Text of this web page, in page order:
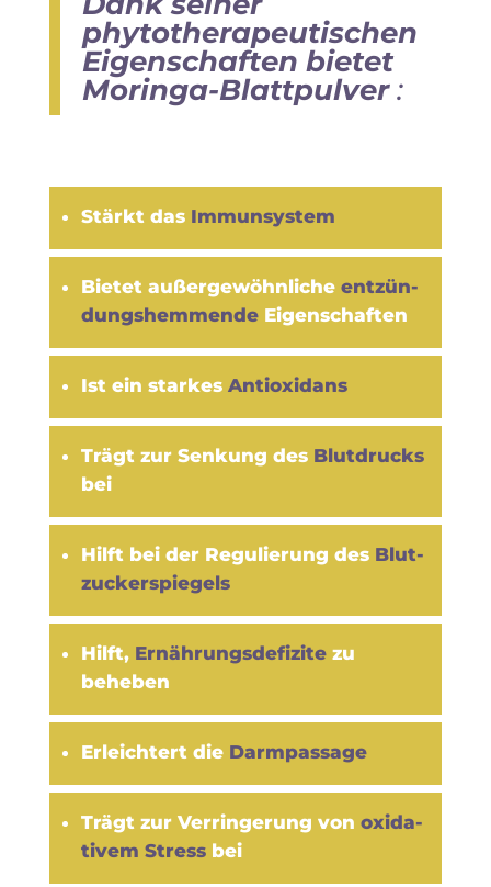
phytotherapeutischen
Eigenschaften bietet
Moringa-Blattpulver:
Stärkt das Immun­sys­tem
Bie­tet außer­gewöhn­liche entzün­
dung­shem­mendeEigenschaften
Ist ein starkes Antioxi­dans
Trägt zur Sen­kung des Blut­drucks
bei
Hilft bei der Regu­lie­rung des Blut­
zu­ckers­pie­gels
Hilft, Ernäh­rung­sde­fi­zitezu
beheben
Erleich­tert die Darm­pas­sage
Trägt zur Ver­rin­ge­rung von oxi­da­
ti­vem Stressbei